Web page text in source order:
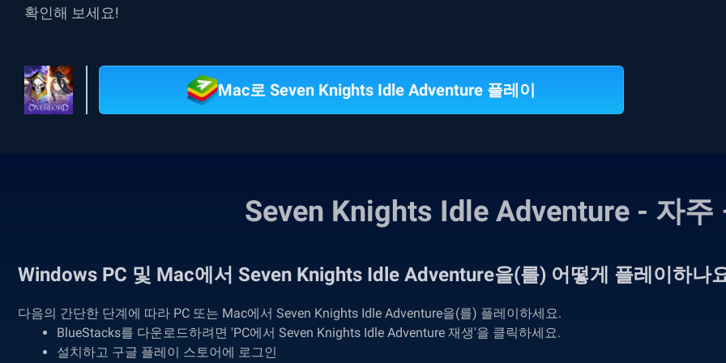
확인해 보세요!
Mac로 Seven Knights Idle Adventure 플레이
Seven Knights Idle Adventure - 자주
Windows PC 및 Mac에서 Seven Knights Idle Adventure을(를) 어떻게 플레이하나
다음의 간단한 단계에 따라 PC 또는 Mac에서 Seven Knights Idle Adventure을(를) 플레이하세요.
BlueStacks를 다운로드하려면 'PC에서 Seven Knights Idle Adventure 재생'을 클릭하세요.
설치하고 구글 플레이 스토어에 로그인